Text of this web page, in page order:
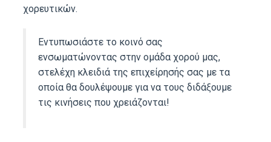
χορευτικών.
Εντυπωσιάστε το κοινό σας
ενσωματώνοντας στην ομάδα χορού μας,
στελέχη κλειδιά της επιχείρησής σας με τα
οποία θα δουλέψουμε για να τους διδάξουμε
τις κινήσεις που χρειάζονται!